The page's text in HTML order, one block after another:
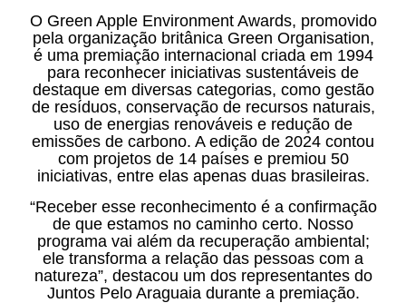
O Green Apple Environment Awards, promovido
pela organização britânica Green Organisation,
é uma premiação internacional criada em 1994
para reconhecer iniciativas sustentáveis de
destaque em diversas categorias, como gestão
de resíduos, conservação de recursos naturais,
uso de energias renováveis e redução de
emissões de carbono. A edição de 2024 contou
com projetos de 14 países e premiou 50
iniciativas, entre elas apenas duas brasileiras.
“Receber esse reconhecimento é a confirmação
de que estamos no caminho certo. Nosso
programa vai além da recuperação ambiental;
ele transforma a relação das pessoas com a
natureza”, destacou um dos representantes do
Juntos Pelo Araguaia durante a premiação.